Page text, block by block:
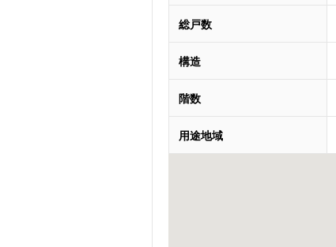
総戸数
構造
階数
用途地域